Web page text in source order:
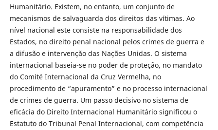
Humanitário. Existem, no entanto, um conjunto de
mecanismos de salvaguarda dos direitos das vítimas. Ao
nível nacional este consiste na responsabilidade dos
Estados, no direito penal nacional pelos crimes de guerra e
a difusão e intervenção das Nações Unidas. O sistema
internacional baseia-se no poder de proteção, no mandato
do Comité Internacional da Cruz Vermelha, no
procedimento de “apuramento” e no processo internacional
de crimes de guerra. Um passo decisivo no sistema de
eficácia do Direito Internacional Humanitário significou o
Estatuto do Tribunal Penal Internacional, com competência